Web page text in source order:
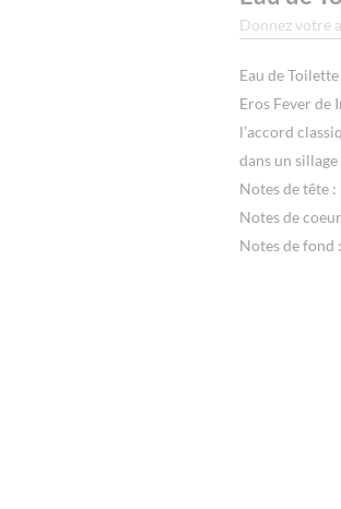
Donnez votre
Eau de
Eros Fever de
l’accord
dans un
Notes de tête
Notes de
Notes de fond